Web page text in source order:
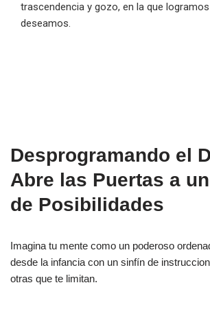
trascendencia y gozo, en la que
deseamos.
Desprogramando el
Abre las Puertas a
de Posibilidades
Imagina tu mente como un poderoso
desde la infancia con un sinfín de
otras que te limitan.